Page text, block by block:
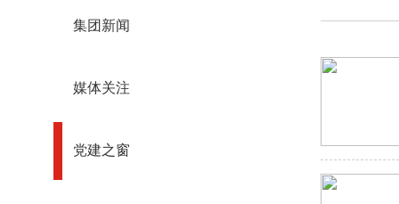
集团新闻
媒体关注
党建之窗